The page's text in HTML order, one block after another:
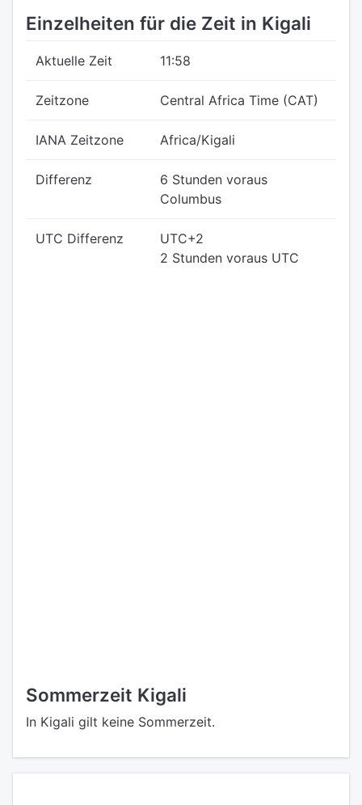
Einzelheiten für die Zeit in Kigali
Aktuelle Zeit 11:58
Zeitzone Central Africa Time (CAT)
IANA Zeitzone Africa/Kigali
Differenz
6 Stunden voraus
Columbus
UTC Differenz
UTC+2
2 Stunden voraus UTC
Sommerzeit Kigali
In Kigali gilt keine Sommerzeit.